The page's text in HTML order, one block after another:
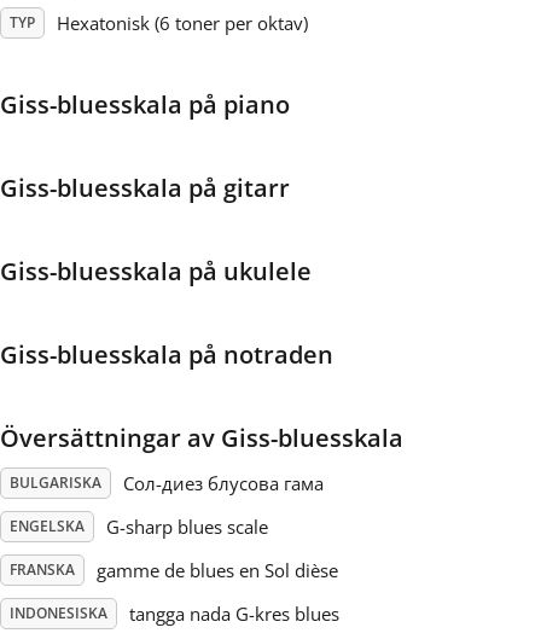
Polski
Русский
TYP Hexatonisk (6 toner per oktav)
Giss-bluesskala på piano
Giss-bluesskala på gitarr
Giss-bluesskala på ukulele
Giss-bluesskala på notraden
Översättningar av Giss-bluesskala
BULGARISKA Сол-диез блусова гама
ENGELSKA G-sharp blues scale
FRANSKA gamme de blues en Sol dièse
INDONESISKA tangga nada G-kres blues